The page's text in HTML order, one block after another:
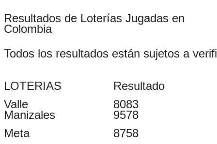
Resultados de Loterías Jugadas en
Colombia
Todos los resultados están sujetos a
LOTERIAS
Resultado
Valle
8083
Manizales
9578
Meta
8758